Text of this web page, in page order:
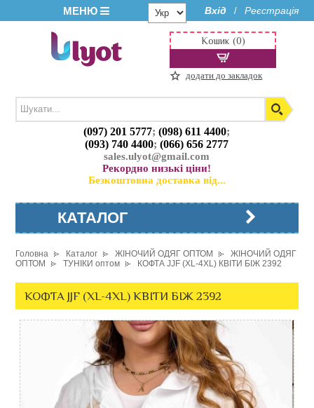
МЕНЮ Вхід / Реєстрація
(097) 201 5777;(098) 611 4400;
(093) 740 4400;(066) 656 2777
sales.ulyot@gmail.com
Рекордно низькі ціни!
Безкоштовна доставка від...
Кошик (0)
додати до закладок
КАТАЛОГ
Головна Каталог ЖІНОЧИЙ ОДЯГ ОПТОМ
ЖІНОЧИЙ ОДЯГ
ОПТОМ
ТУНІКИ оптом КОФТА JJF (XL-4XL) КВІТИ БІЖ 2392
КОФТА JJF (XL-4XL) КВІТИ БІЖ 2392